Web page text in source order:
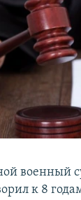
СУДЯТ?
КРЫМА
военный
к 8